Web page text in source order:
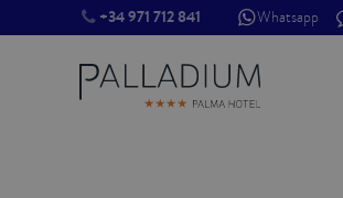
+34 971 712 841 Whatsapp
SINGLE RED